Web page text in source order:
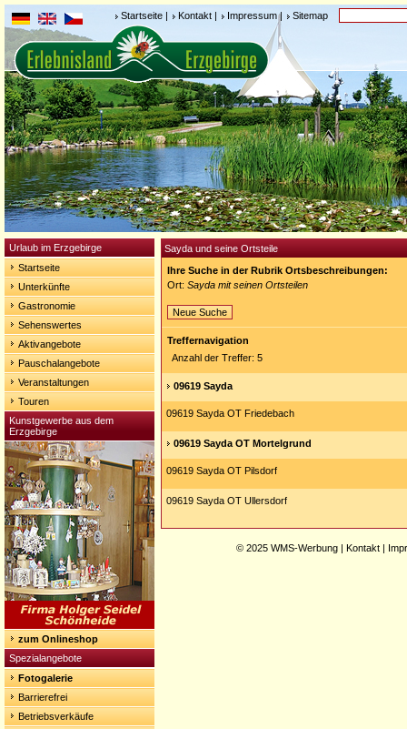
Startseite | Kontakt | Impressum| Sitemap
Urlaub im Erzgebirge
Startseite
Unterkünfte
Gastronomie
Sehenswertes
Aktivangebote
Pauschalangebote
Veranstaltungen
Touren
Kunstgewerbe aus dem
Erzgebirge
zum Onlineshop
Spezialangebote
Fotogalerie
Barrierefrei
Betriebsverkäufe
Sayda und seine Ortsteile
Ihre Suche in der Rubrik Ortsbeschreibungen:
Ort: Sayda mit seinen Ortsteilen
Neue Suche
Treffernavigation
Anzahl der Treffer: 5
09619 Sayda
09619 Sayda OT Friedebach
09619 Sayda OT Mortelgrund
09619 Sayda OT Pilsdorf
09619 Sayda OT Ullersdorf
© 2025 WMS-Werbung | Kontakt |